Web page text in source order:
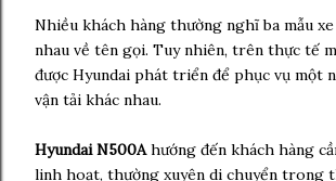
Nhiều khách hàng thường nghĩ ba mẫu
nhau về tên gọi. Tuy nhiên, trên thực tế
được Hyundai phát triển để phục vụ một
vận tải khác nhau.
Hyundai N500Ahướng đến khách hàng
linh hoạt, thường xuyên di chuyển trong